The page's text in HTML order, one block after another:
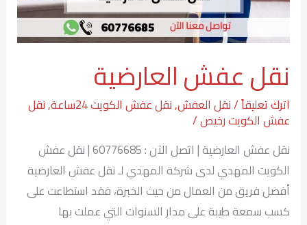
نقل عفش العارضية
اترك تعليقاً/نقل العفش,نقل عفش الكويت 24ساعة ,نقل
عفش الكويت رخيص/
نقل عفش العارضية | اتصل الآن : 60776685 | نقل عفش
الكويت المهدي لدى شركة المهدي لـ نقل عفش العارضية
أفضل فريق من العمال من حيث الخبرة، فقد استطاعت على
كسب سمعة طيبة على مدار السنوات التي عملت بها